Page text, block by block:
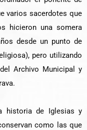
varios sacerdotes que
hicieron una somera
desde un punto de
pero utilizando
Archivo Municipal y
historia de Iglesias y
como las que